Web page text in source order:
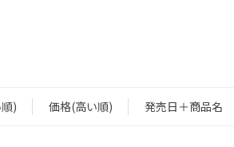
) 価格(高い順) 発売日＋商品名